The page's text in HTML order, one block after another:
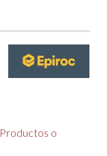
Productos o